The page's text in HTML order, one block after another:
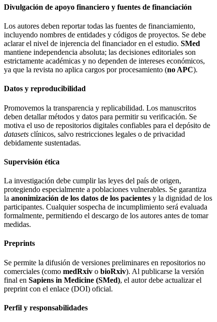
Divulgación de apoyo financiero y fuentes de financiación
Los autores deben reportar todas las fuentes de financiamiento,
incluyendo nombres de entidades y códigos de proyectos. Se debe
aclarar el nivel de injerencia del financiador en el estudio. SMed
mantiene independencia absoluta; las decisiones editoriales son
estrictamente académicas y no dependen de intereses económicos,
ya que la revista no aplica cargos por procesamiento (no APC).
Datos y reproducibilidad
Promovemos la transparencia y replicabilidad. Los manuscritos
deben detallar métodos y datos para permitir su verificación. Se
motiva el uso de repositorios digitales confiables para el depósito de
datasets clínicos, salvo restricciones legales o de privacidad
debidamente sustentadas.
Supervisión ética
La investigación debe cumplir las leyes del país de origen,
protegiendo especialmente a poblaciones vulnerables. Se garantiza
la anonimización de los datos de los pacientes y la dignidad de los
participantes. Cualquier sospecha de incumplimiento será evaluada
formalmente, permitiendo el descargo de los autores antes de tomar
medidas.
Preprints
Se permite la difusión de versiones preliminares en repositorios no
comerciales (como medRxiv o bioRxiv). Al publicarse la versión
final en Sapiens in Medicine (SMed), el autor debe actualizar el
preprint con el enlace (DOI) oficial.
Perfil y responsabilidades